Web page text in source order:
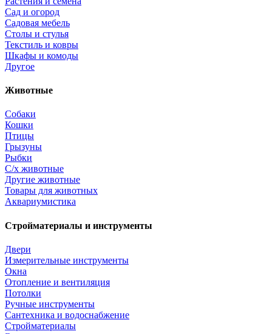
Сад и огород
Садовая мебель
Столы и стулья
Текстиль и ковры
Шкафы и комоды
Другое
Животные
Собаки
Кошки
Птицы
Грызуны
Рыбки
С/х животные
Другие животные
Товары для животных
Аквариумистика
Стройматериалы и инструменты
Двери
Измерительные инструменты
Окна
Отопление и вентиляция
Потолки
Ручные инструменты
Сантехника и водоснабжение
Стройматериалы